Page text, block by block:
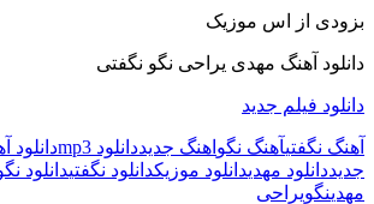
بزودی از اس موزیک
دانلود آهنگ مهدی یراحی نگو نگفتی
دانلود فیلم جدید
آهنگ نگفتیآهنگ نگو اهنگ جدیددانلود mp3 دانلود
جدیددانلود مهدیدانلود موزیکدانلود نگفتیدانلود
مهدینگویراحی